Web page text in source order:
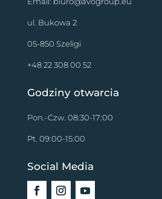
ul. Bukowa 2
05-850 Szeligi
+48 22 308 00 52
Godziny otwarcia
Pon.-Czw. 08:30-17:00
Pt. 09:00-15:00
Social Media